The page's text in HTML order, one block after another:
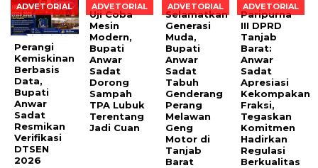
ADVETORIAL
Perangi
Kemiskinan
Berbasis
Data,
Bupati
Anwar
Sadat
Resmikan
Verifikasi
DTSEN
2026
ADVETORIAL
Uji Coba
Mesin
Modern,
Bupati
Anwar
Sadat
Dorong
Sampah
TPA Lubuk
Terentang
Jadi Cuan
ADVETORIAL
Selamatkan
Generasi
Muda,
Bupati
Anwar
Sadat
Tabuh
Genderang
Perang
Melawan
Geng
Motor di
Tanjab
Barat
ADVETORIAL
Paripurna
III DPRD
Tanjab
Barat:
Anwar
Sadat
Apresiasi
Kekompakan
Fraksi,
Tegaskan
Komitmen
Hadirkan
Regulasi
Berkualitas